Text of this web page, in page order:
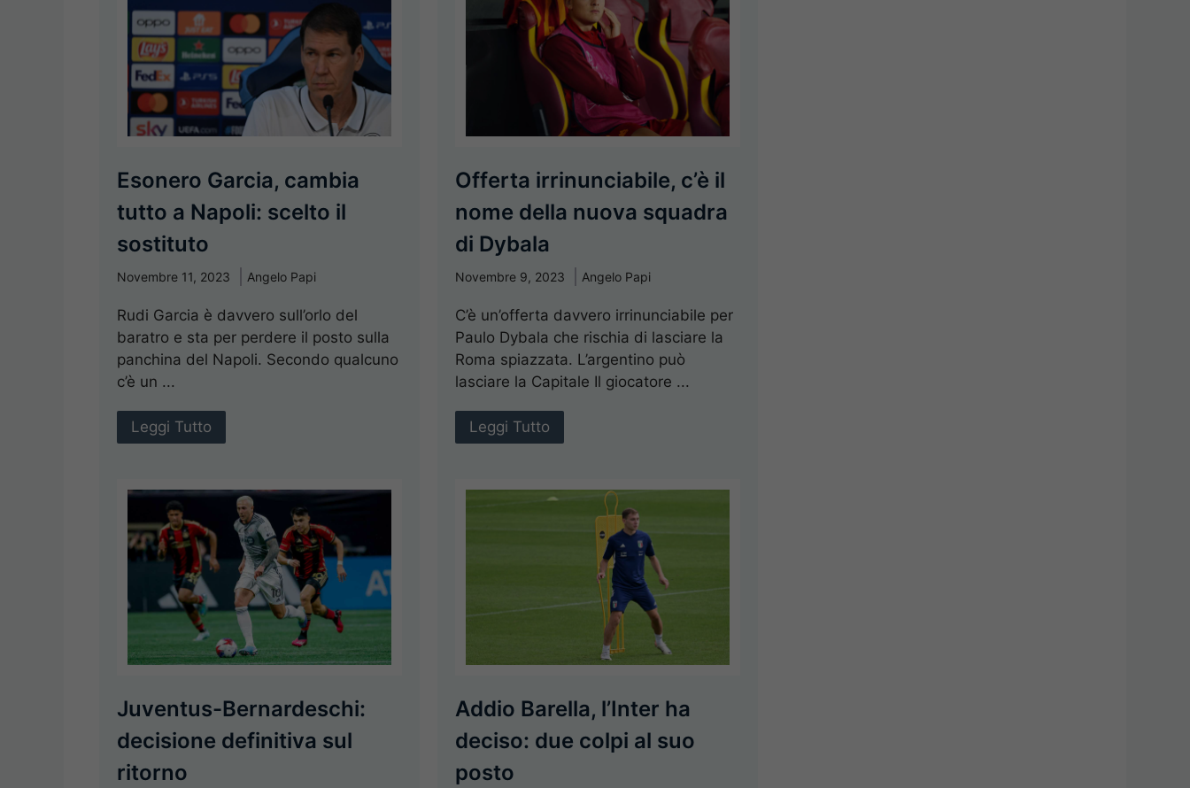
Esonero Garcia, cambia
tutto a Napoli: scelto il
sostituto
Novembre 11, 2023 Angelo Papi
Rudi Garcia è davvero sull’orlo del
baratro e sta per perdere il posto sulla
panchina del Napoli. Secondo qualcuno
c’è un ...
Leggi Tutto
Offerta irrinunciabile, c’è il
nome della nuova squadra
di Dybala
Novembre 9, 2023 Angelo Papi
C’è un’offerta davvero irrinunciabile per
Paulo Dybala che rischia di lasciare la
Roma spiazzata. L’argentino può
lasciare la Capitale Il giocatore ...
Leggi Tutto
Juventus-Bernardeschi:
decisione definitiva sul
ritorno
Addio Barella, l’Inter ha
deciso: due colpi al suo
posto